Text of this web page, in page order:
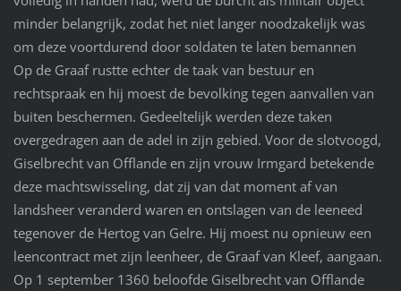
minder belangrijk, zodat het niet langer noodzakelijk was
om deze voortdurend door soldaten te laten bemannen
Op de Graaf rustte echter de taak van bestuur en
rechtspraak en hij moest de bevolking tegen aanvallen van
buiten beschermen. Gedeeltelijk werden deze taken
overgedragen aan de adel in zijn gebied. Voor de slotvoogd,
Giselbrecht van Offlande en zijn vrouw Irmgard betekende
deze machtswisseling, dat zij van dat moment af van
landsheer veranderd waren en ontslagen van de leeneed
tegenover de Hertog van Gelre. Hij moest nu opnieuw een
leencontract met zijn leenheer, de Graaf van Kleef, aangaan.
Op 1 september 1360 beloofde Giselbrecht van Offlande